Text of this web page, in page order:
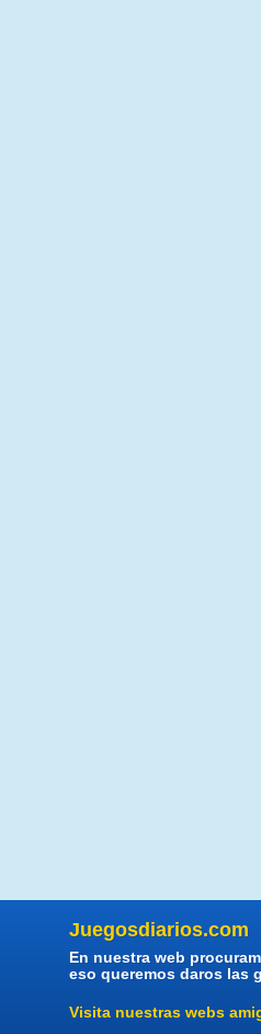
Juegosdiarios.com
En nuestra web
eso queremos daros las
Visita nuestras webs